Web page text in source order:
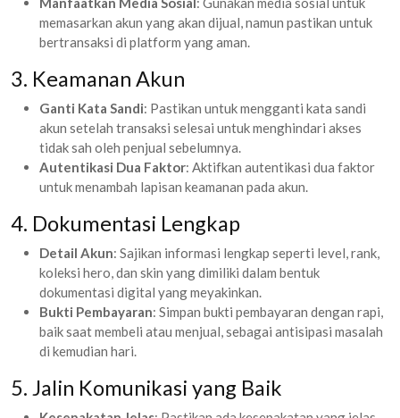
memasarkan akun yang akan dijual, namun pastikan untuk
bertransaksi di platform yang aman.
3. Keamanan Akun
Ganti Kata Sandi: Pastikan untuk mengganti kata sandi
akun setelah transaksi selesai untuk menghindari akses
tidak sah oleh penjual sebelumnya.
Autentikasi Dua Faktor: Aktifkan autentikasi dua faktor
untuk menambah lapisan keamanan pada akun.
4. Dokumentasi Lengkap
Detail Akun: Sajikan informasi lengkap seperti level, rank,
koleksi hero, dan skin yang dimiliki dalam bentuk
dokumentasi digital yang meyakinkan.
Bukti Pembayaran: Simpan bukti pembayaran dengan rapi,
baik saat membeli atau menjual, sebagai antisipasi masalah
di kemudian hari.
5. Jalin Komunikasi yang Baik